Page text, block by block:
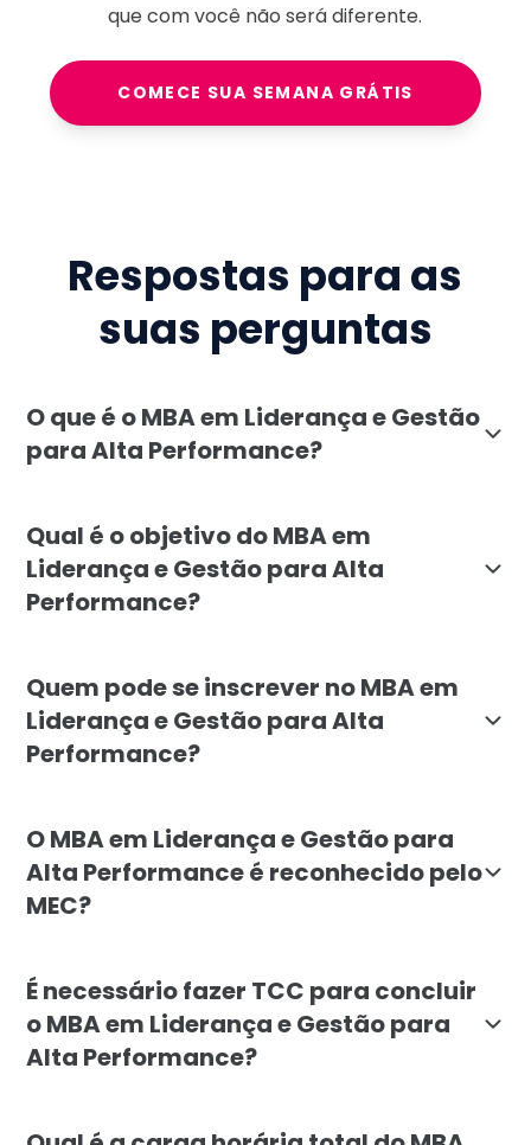
que com você não será diferente.
COMECE SUA SEMANA GRÁTIS
Respostas para as
suas perguntas
O que é o MBA em Liderança e Gestão
para Alta Performance?
Qual é o objetivo do MBA em
Liderança e Gestão para Alta
Performance?
Quem pode se inscrever no MBA em
Liderança e Gestão para Alta
Performance?
O MBA em Liderança e Gestão para
Alta Performance é reconhecido pelo
MEC?
É necessário fazer TCC para concluir
o MBA em Liderança e Gestão para
Alta Performance?